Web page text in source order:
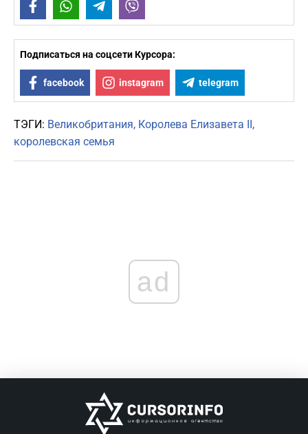
FacebookWhatsAppTelegram
Подписаться на соцсети Курсора:
facebook instagram telegram
ТЭГИ: Великобритания Королева Елизавета II
королевская семья
ad